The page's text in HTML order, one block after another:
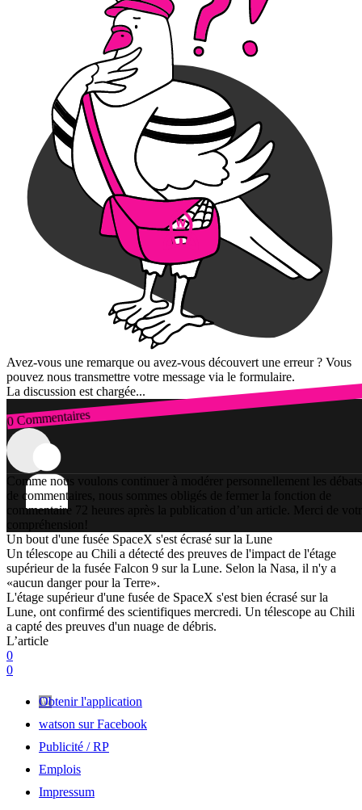
Avez-vous une remarque ou avez-vous découvert une erreur ? Vous
pouvez nous transmettre votre message via le formulaire.
La discussion est chargée...
0 Commentaires
Connexion
Comme nous voulons continuer à modérer personnellement les débats
de commentaires, nous sommes obligés de fermer la fonction de
commentaire 72 heures après la publication d’un article. Merci de
compréhension!
Un bout d'une fusée SpaceX s'est écrasé sur la Lune
Un télescope au Chili a détecté des preuves de l'impact de l'étage
supérieur de la fusée Falcon 9 sur la Lune. Selon la Nasa, il n'y a
«aucun danger pour la Terre».
L'étage supérieur d'une fusée de SpaceX s'est bien écrasé sur la
Lune, ont confirmé des scientifiques mercredi. Un télescope au Chili
a capté des preuves d'un nuage de débris.
L’article
0
0
Obtenir l'application
watson sur Facebook
Publicité / RP
Emplois
Impressum